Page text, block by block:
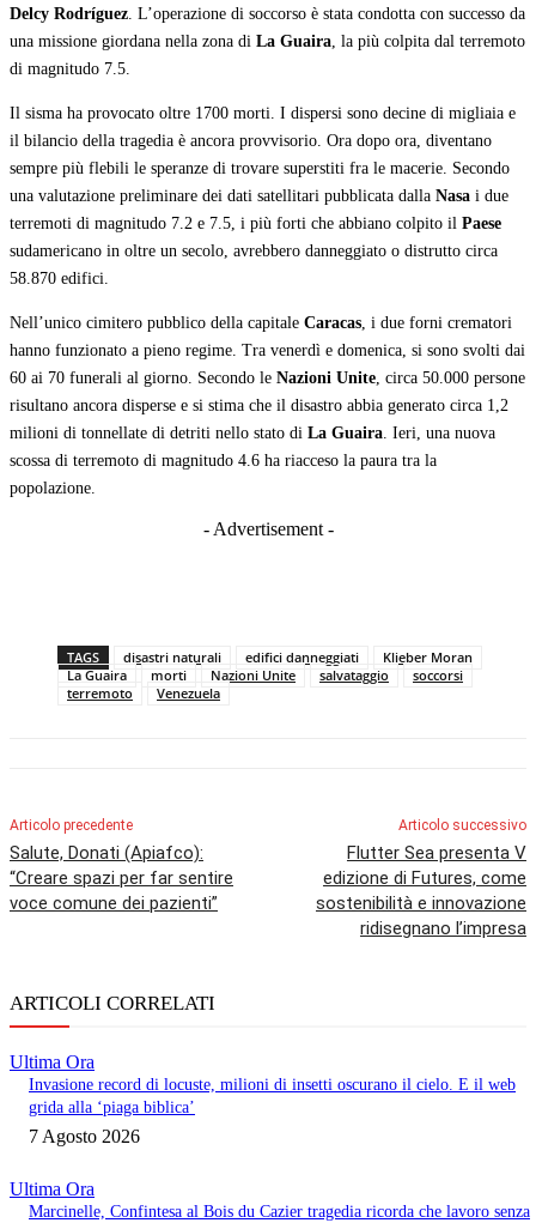
Delcy Rodríguez. L’operazione di soccorso è stata condotta con successo da
una missione giordana nella zona di La Guaira, la più colpita dal terremoto
di magnitudo 7.5.
Il sisma ha provocato oltre 1700 morti. I dispersi sono decine di migliaia e
il bilancio della tragedia è ancora provvisorio. Ora dopo ora, diventano
sempre più flebili le speranze di trovare superstiti fra le macerie. Secondo
una valutazione preliminare dei dati satellitari pubblicata dalla Nasa i due
terremoti di magnitudo 7.2 e 7.5, i più forti che abbiano colpito il Paese
sudamericano in oltre un secolo, avrebbero danneggiato o distrutto circa
58.870 edifici.
Nell’unico cimitero pubblico della capitale Caracas, i due forni crematori
hanno funzionato a pieno regime. Tra venerdì e domenica, si sono svolti dai
60 ai 70 funerali al giorno. Secondo le Nazioni Unite, circa 50.000 persone
risultano ancora disperse e si stima che il disastro abbia generato circa 1,2
milioni di tonnellate di detriti nello stato di La Guaira. Ieri, una nuova
scossa di terremoto di magnitudo 4.6 ha riacceso la paura tra la
popolazione.
- Advertisement -
TAGS disastri naturali edifici danneggiati
Klieber Moran
La Guaira
morti Nazioni Unite salvataggio
soccorsi
terremoto
Venezuela
Articolo precedente
Salute, Donati (Apiafco):
“Creare spazi per far sentire
voce comune dei pazienti”
Articolo successivo
Flutter Sea presenta V
edizione di Futures, come
sostenibilità e innovazione
ridisegnano l’impresa
ARTICOLI CORRELATI
Ultima Ora
Invasione record di locuste, milioni di insetti oscurano il cielo. E il web
grida alla ‘piaga biblica’
7 Agosto 2026
Ultima Ora
Marcinelle, Confintesa al Bois du Cazier tragedia ricorda che lavoro senza